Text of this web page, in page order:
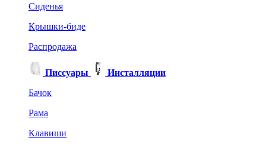
Сиденья
Крышки-биде
Распродажа
Писсуары
Инсталляции
Бачок
Рама
Клавиши